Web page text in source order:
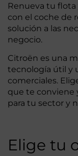
Renueva tu
con el coche de
solución a las
negocio.
Citroën es una
tecnología útil y
comerciales.
que te conviene
para tu sector y
Elige tu